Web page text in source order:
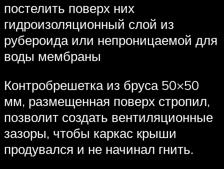
постелить поверх них
гидроизоляционный слой из
рубероида или непроницаемой для
воды мембраны
Контробрешетка из бруса 50×50
мм, размещенная поверх стропил,
позволит создать вентиляционные
зазоры, чтобы каркас крыши
продувался и не начинал гнить.